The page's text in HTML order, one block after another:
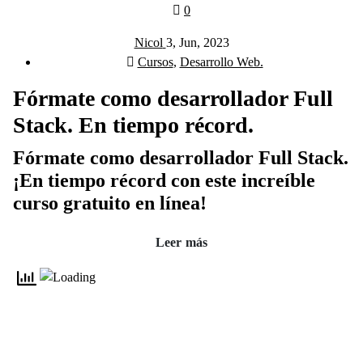
0
Nicol 3, Jun, 2023
Cursos, Desarrollo Web.
Fórmate como desarrollador Full
Stack. En tiempo récord.
Fórmate como desarrollador Full Stack.
¡En tiempo récord con este increíble
curso gratuito en línea!
Leer más